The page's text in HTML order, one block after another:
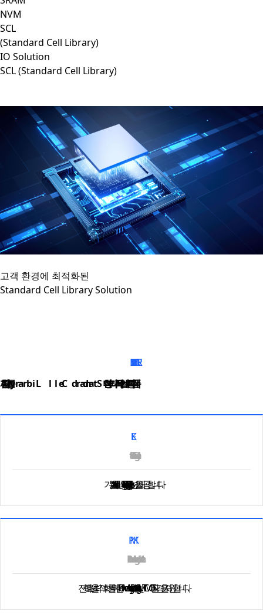
NVM
SCL
(Standard Cell Library)
IO Solution
SCL (Standard Cell Library)
고객 환경에 최적화된
Standard Cell Library Solution
LIBRARY STRUCTURE
기본 Standard Cell 기반의 Foundation Logic Library로, High Density · High Speed Track 옵션을 제공합니다.
PMK
Power Management Kit
전력 효율 최적화를 위한 Power Management Cell Library로, Power Gating 및 MTCMOS 환경을 지원합니다.